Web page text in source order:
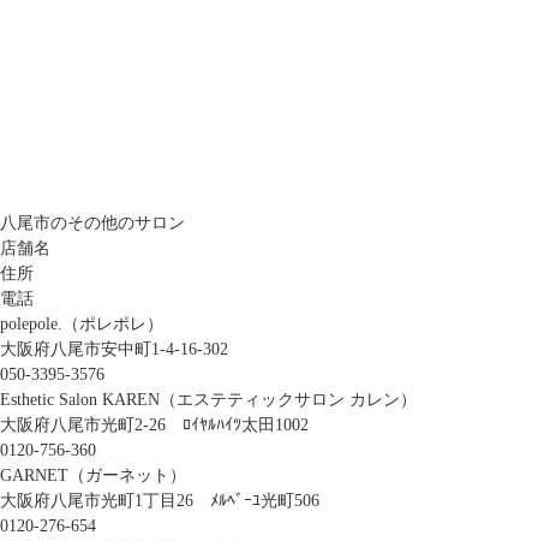
八尾市のその他のサロン
店舗名
住所
電話
polepole.（ポレポレ）
大阪府八尾市安中町1-4-16-302
050-3395-3576
Esthetic Salon KAREN（エステティックサロン カレン）
大阪府八尾市光町2-26 ﾛｲﾔﾙﾊｲﾂ太田1002
0120-756-360
GARNET（ガーネット）
大阪府八尾市光町1丁目26 ﾒﾙﾍﾞｰﾕ光町506
0120-276-654